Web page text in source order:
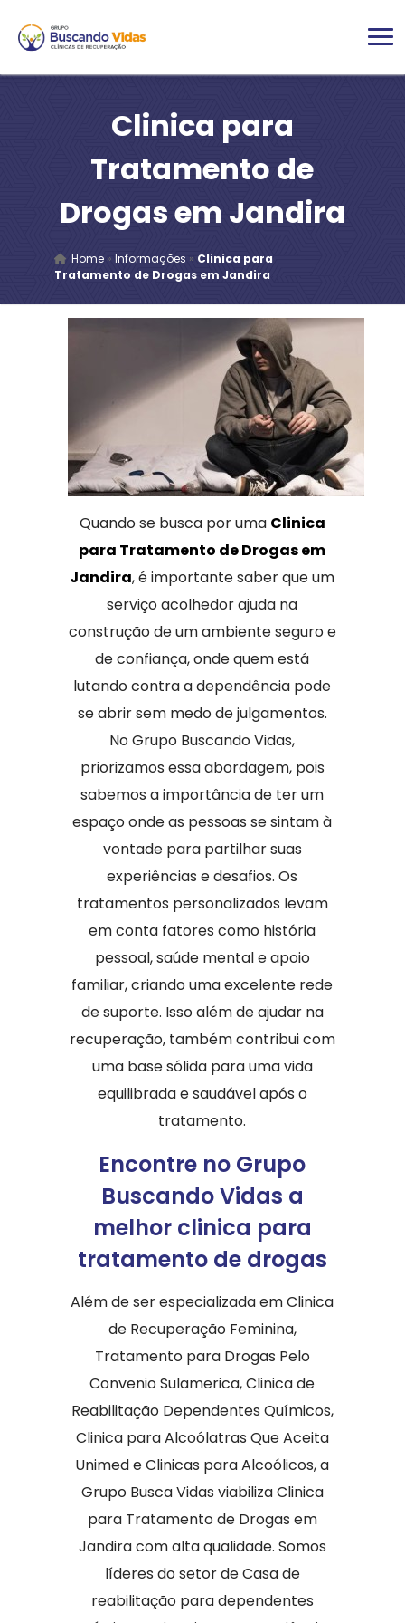
Clinica para
Tratamento de
Drogas em Jandira
Home» Informações » Clinica para
Tratamento de Drogas em Jandira
Quando se busca por uma Clinica
para Tratamento de Drogas em
Jandira, é importante saber que um
serviço acolhedor ajuda na
construção de um ambiente seguro e
de confiança, onde quem está
lutando contra a dependência pode
se abrir sem medo de julgamentos.
No Grupo Buscando Vidas,
priorizamos essa abordagem, pois
sabemos a importância de ter um
espaço onde as pessoas se sintam à
vontade para partilhar suas
experiências e desafios. Os
tratamentos personalizados levam
em conta fatores como história
pessoal, saúde mental e apoio
familiar, criando uma excelente rede
de suporte. Isso além de ajudar na
recuperação, também contribui com
uma base sólida para uma vida
equilibrada e saudável após o
tratamento.
Encontre no Grupo
Buscando Vidas a
melhor clinica para
tratamento de drogas
Além de ser especializada em Clinica
de Recuperação Feminina,
Tratamento para Drogas Pelo
Convenio Sulamerica, Clinica de
Reabilitação Dependentes Químicos,
Clinica para Alcoólatras Que Aceita
Unimed e Clinicas para Alcoólicos, a
Grupo Busca Vidas viabiliza Clinica
para Tratamento de Drogas em
Jandira com alta qualidade. Somos
líderes do setor de Casa de
reabilitação para dependentes